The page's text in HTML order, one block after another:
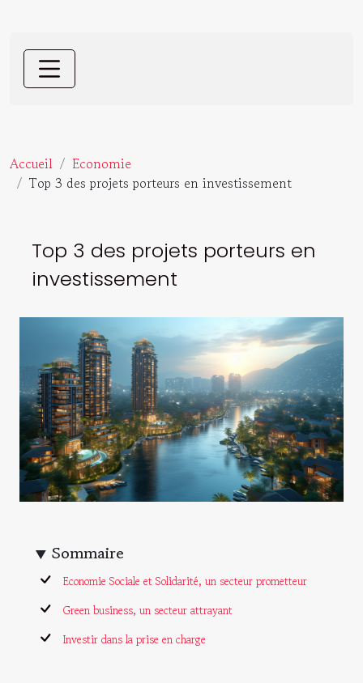
Accueil
Economie
Top 3 des projets porteurs en investissement
Top 3 des projets porteurs en
investissement
Sommaire
Economie Sociale et Solidarité, un secteur prometteur
Green business, un secteur attrayant
Investir dans la prise en charge